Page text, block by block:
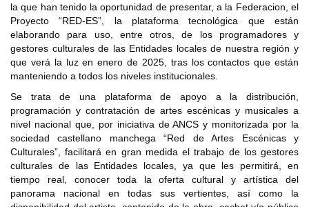
la que han tenido la oportunidad de presentar, a la Federacion, el
Proyecto “RED-ES”, la plataforma tecnológica que están
elaborando para uso, entre otros, de los programadores y
gestores culturales de las Entidades locales de nuestra región y
que verá la luz en enero de 2025, tras los contactos que están
manteniendo a todos los niveles institucionales.
Se trata de una plataforma de apoyo a la distribución,
programación y contratación de artes escénicas y musicales a
nivel nacional que, por iniciativa de ANCS y monitorizada por la
sociedad castellano manchega “Red de Artes Escénicas y
Culturales”, facilitará en gran medida el trabajo de los gestores
culturales de las Entidades locales, ya que les permitirá, en
tiempo real, conocer toda la oferta cultural y artística del
panorama nacional en todas sus vertientes, así como la